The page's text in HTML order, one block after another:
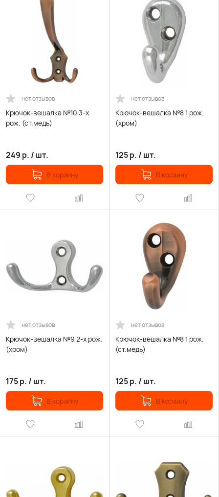
нет отзывов
Крючок-вешалка №10 3-х
рож. (ст.медь)
249 р. / шт.
В корзину
нет отзывов
Крючок-вешалка №8 1 рож.
(хром)
125р. / шт.
В корзину
нет отзывов
Крючок-вешалка №9 2-х рож.
(хром)
175р. / шт.
В корзину
нет отзывов
Крючок-вешалка №8 1 рож.
(ст.медь)
125р. / шт.
В корзину